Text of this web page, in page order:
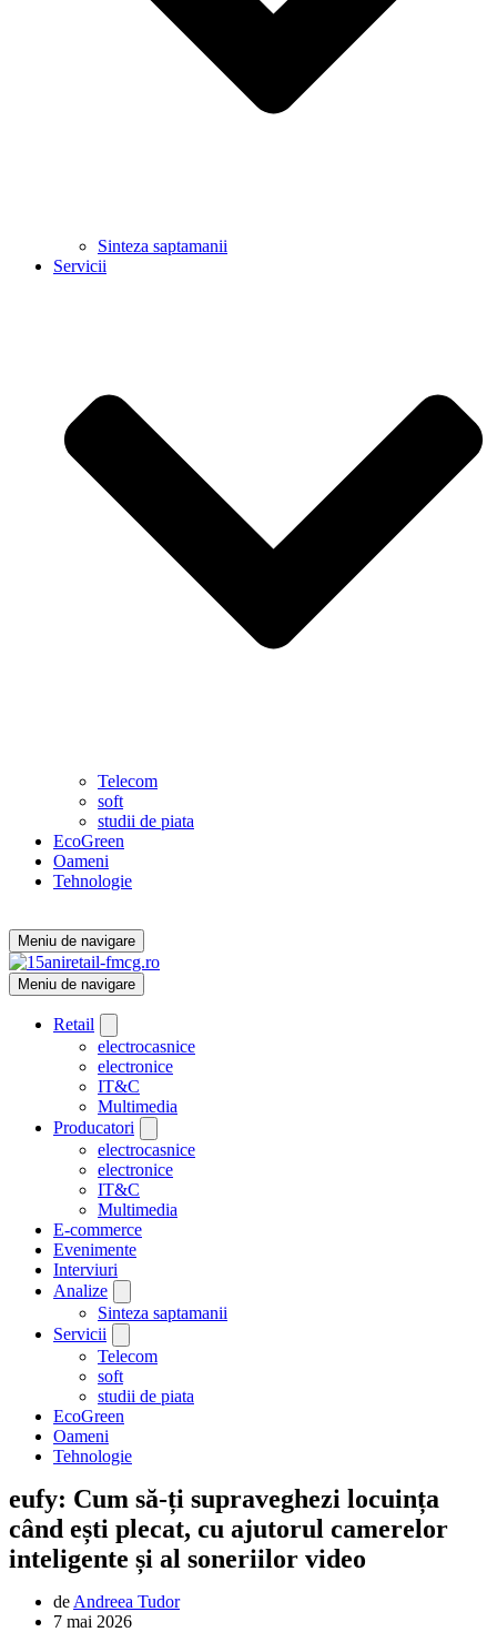
Sinteza saptamanii
Servicii
Telecom
soft
studii de piata
EcoGreen
Oameni
Tehnologie
Meniu de navigare
Meniu de navigare
Retail
electrocasnice
electronice
IT&C
Multimedia
Producatori
electrocasnice
electronice
IT&C
Multimedia
E-commerce
Evenimente
Interviuri
Analize
Sinteza saptamanii
Servicii
Telecom
soft
studii de piata
EcoGreen
Oameni
Tehnologie
eufy: Cum să-ți supraveghezi locuința
când ești plecat, cu ajutorul camerelor
inteligente și al soneriilor video
de Andreea Tudor
7 mai 2026